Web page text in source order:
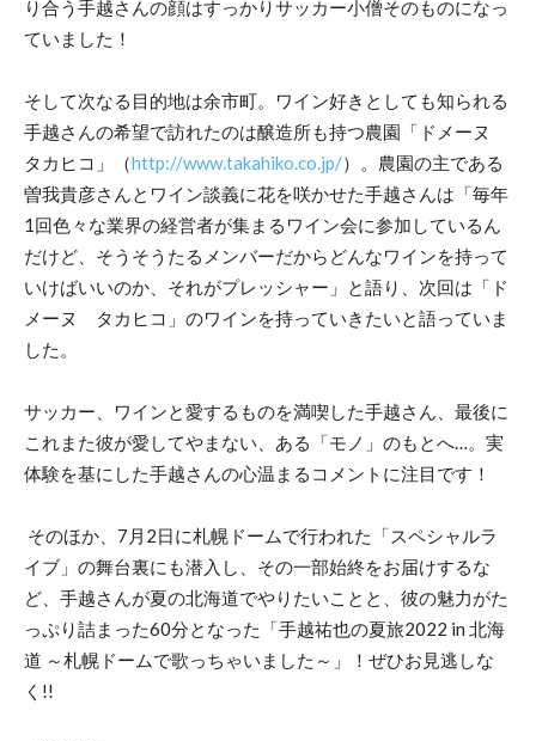
り合う手越さんの顔はすっかりサッカー小僧そのものになっ
ていました！
そして次なる目的地は余市町。ワイン好きとしても知られる
手越さんの希望で訪れたのは醸造所も持つ農園「ドメーヌ
タカヒコ」（http://www.takahiko.co.jp/）。農園の主である
曽我貴彦さんとワイン談義に花を咲かせた手越さんは「毎年
1回色々な業界の経営者が集まるワイン会に参加しているん
だけど、そうそうたるメンバーだからどんなワインを持って
いけばいいのか、それがプレッシャー」と語り、次回は「ド
メーヌ タカヒコ」のワインを持っていきたいと語っていま
した。
サッカー、ワインと愛するものを満喫した手越さん、最後に
これまた彼が愛してやまない、ある「モノ」のもとへ…。実
体験を基にした手越さんの心温まるコメントに注目です！
そのほか、7月2日に札幌ドームで行われた「スペシャルラ
イブ」の舞台裏にも潜入し、その一部始終をお届けするな
ど、手越さんが夏の北海道でやりたいことと、彼の魅力がた
っぷり詰まった60分となった「手越祐也の夏旅2022 in 北海
道 ～札幌ドームで歌っちゃいました～」！ぜひお見逃しな
く!!